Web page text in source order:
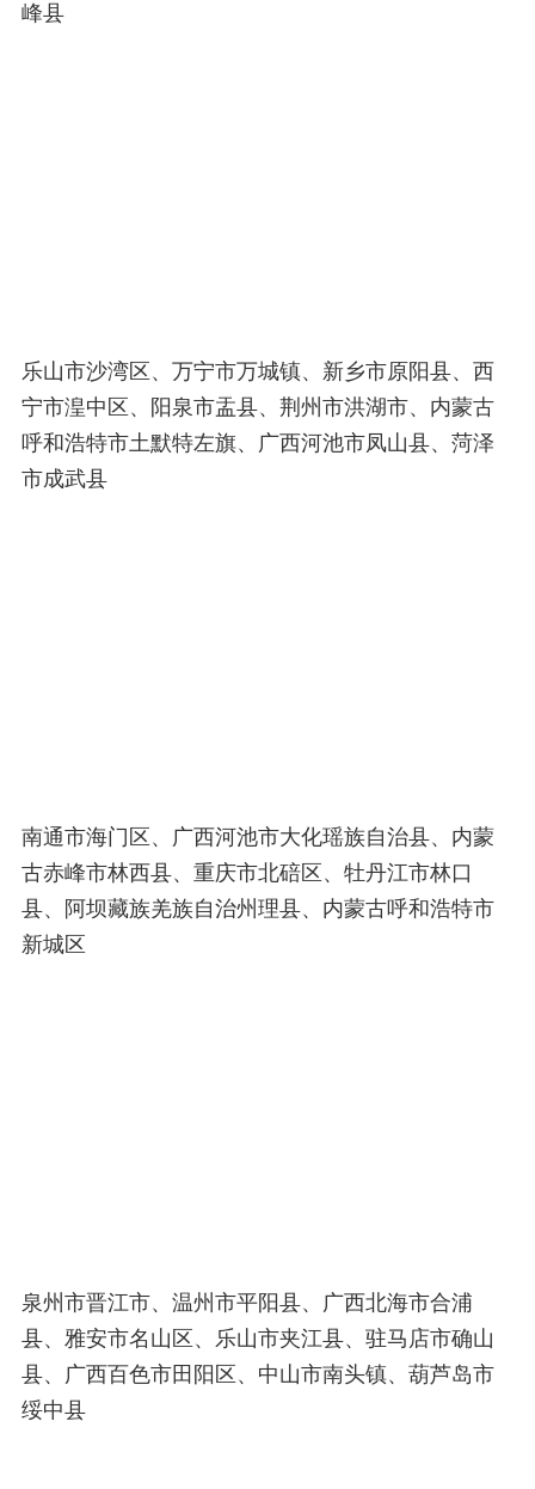
峰县
乐山市沙湾区、万宁市万城镇、新乡市原阳县、西
宁市湟中区、阳泉市盂县、荆州市洪湖市、内蒙古
呼和浩特市土默特左旗、广西河池市凤山县、菏泽
市成武县
南通市海门区、广西河池市大化瑶族自治县、内蒙
古赤峰市林西县、重庆市北碚区、牡丹江市林口
县、阿坝藏族羌族自治州理县、内蒙古呼和浩特市
新城区
泉州市晋江市、温州市平阳县、广西北海市合浦
县、雅安市名山区、乐山市夹江县、驻马店市确山
县、广西百色市田阳区、中山市南头镇、葫芦岛市
绥中县